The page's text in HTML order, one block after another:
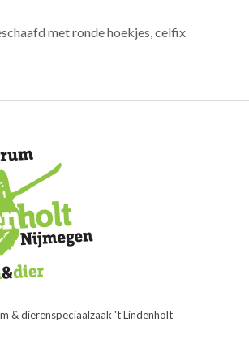
met ronde hoekjes, celfix
& dierenspeciaalzaak 't Lindenholt